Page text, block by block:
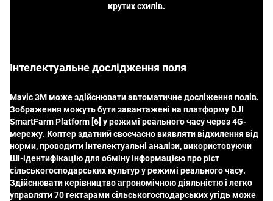
крутих схилів.
Інтелектуальне дослідження поля
Mavic 3M може здійснювати автоматичне досліження полів.
Зображення можуть бути завантажені на платформу DJI
SmartFarm Platform [6] у режимі реального часу через 4G-
мережу. Коптер здатний своєчасно виявляти відхилення від
норми, проводити інтелектуальні аналізи, використовуючи
ШІ-ідентифікацію для обміну інформацією про ріст
сільськогосподарських культур у режимі реального часу.
Здійснювати керівництво агрономічною діяльністю і легко
управляти 70 гектарами сільськогосподарських угідь може